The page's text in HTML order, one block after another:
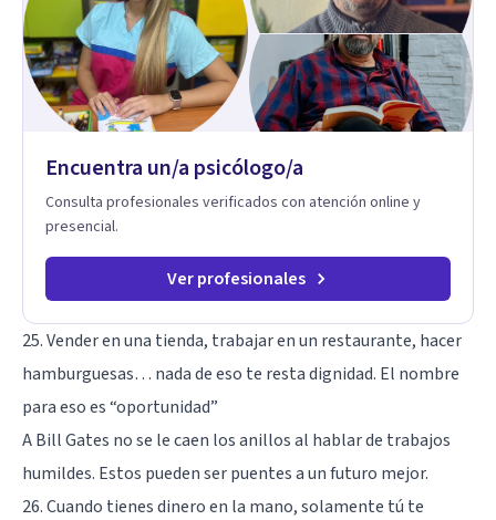
en sexoterapia, por lo que también acompaño temas de salud
sexual, terapia de pareja, diversidad sexual y de género,
dificultades en el deseo, intimidad, orientación o identidad.
Busco que el espacio terapéutico sea un lugar donde puedas
hablar de estos temas sin juicios, con respeto y libertad.
Trabajo con objetivos claros y realistas, sin fórmulas rígidas:
sobre tu vida diaria.
Encuentra un/a psicólogo/a
Consulta profesionales verificados con atención online y
presencial.
Ver profesionales
25. Vender en una tienda, trabajar en un restaurante, hacer
hamburguesas… nada de eso te resta dignidad. El nombre
para eso es “oportunidad”
A Bill Gates no se le caen los anillos al hablar de trabajos
humildes. Estos pueden ser puentes a un futuro mejor.
26. Cuando tienes dinero en la mano, solamente tú te